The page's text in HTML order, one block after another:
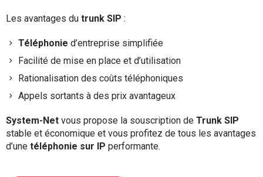
Les avantages du trunk SIP :
Téléphonie d’entreprise simplifiée
Facilité de mise en place et d’utilisation
Rationalisation des coûts téléphoniques
Appels sortants à des prix avantageux
System-Net vous propose la souscription de Trunk SIP
stable et économique et vous profitez de tous les avantages
d’une téléphonie sur IP performante.